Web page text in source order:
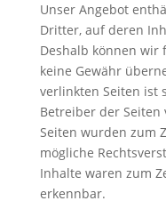
Unser Angebot
Dritter, auf deren
Deshalb können wir
keine Gewähr
verlinkten Seiten ist
Betreiber der
Seiten wurden zum
mögliche
Inhalte waren zum
erkennbar.